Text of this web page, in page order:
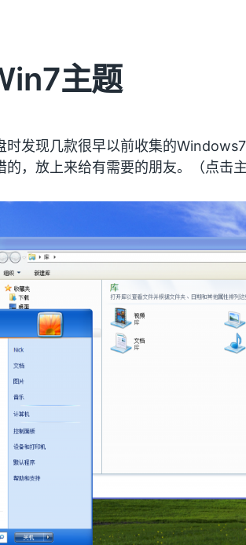
主题
时发现几款很早以前收集的
的，放上来给有需要的朋友。（点击主